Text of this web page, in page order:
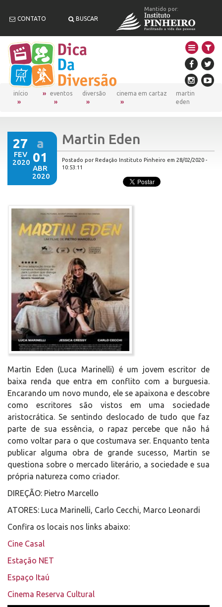
CONTATO BUSCAR
Mantido por:
início eventos diversão cinema em cartaz
martin
eden
27
FEV
2020
a
01
ABR
2020
Martin Eden
Postado por Redação Instituto Pinheiro em 28/02/2020 -
10:53:11
Martin Eden (Luca Marinelli) é um jovem escritor de
baixa renda que entra em conflito com a burguesia.
Encarando um novo mundo, ele se apaixona e descobre
como escritores são vistos em uma sociedade
aristocrática. Se sentindo deslocado de tudo que faz
parte de sua essência, o rapaz percebe que não há
como voltar para o que costumava ser. Enquanto tenta
publicar alguma obra de grande sucesso, Martin se
questiona sobre o mercado literário, a sociedade e sua
própria natureza como criador.
DIREÇÃO: Pietro Marcello
ATORES: Luca Marinelli, Carlo Cecchi, Marco Leonardi
Confira os locais nos links abaixo:
Cine Casal
Estação NET
Espaço Itaú
Cinema Reserva Cultural